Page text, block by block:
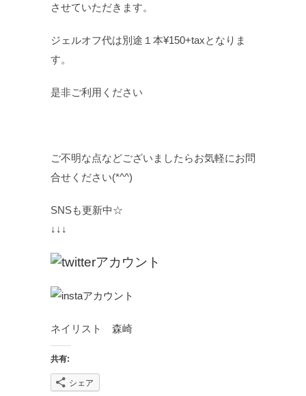
させていただきます。
ジェルオフ代は別途１本¥150+taxとなりま
す。
是非ご利用ください
ご不明な点などございましたらお気軽にお問
合せください(*^^)
SNSも更新中☆
↓↓↓
ネイリスト 森崎
共有:
シェア